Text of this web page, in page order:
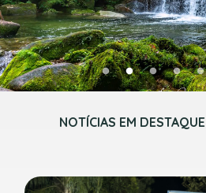
NOTÍCIAS EM DESTAQUE